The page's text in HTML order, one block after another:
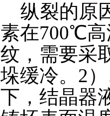
纵裂的原
素在700℃高
纹，需要采
垛缓冷。2
下，结晶器